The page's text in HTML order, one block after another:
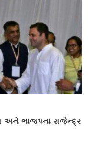
અને ભાજપના રાજેન્દ્ર